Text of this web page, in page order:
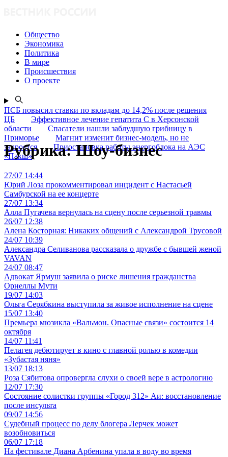
Общество
Экономика
Политика
В мире
Происшествия
О проекте
ПСБ повысил ставки по вкладам до 14,2% после решения
ЦБ
Эффективное лечение гепатита C в Херсонской
области
Спасатели нашли заблудшую грибницу в
Приморье
Магнит изменит бизнес-модель, но не
закроется
Приостановка работы энергоблока на АЭС
«Пакш»
Рубрика:Шоу-бизнес
27/07 14:44
Юрий Лоза прокомментировал инцидент с Настасьей
Самбурской на ее концерте
27/07 13:34
Алла Пугачева вернулась на сцену после серьезной травмы
26/07 12:38
Алена Косторная: Никаких общений с Александрой Трусовой
24/07 10:39
Александра Селиванова рассказала о дружбе с бывшей женой
VAVAN
24/07 08:47
Адвокат Ярмуш заявила о риске лишения гражданства
Орнеллы Мути
19/07 14:03
Ольга Серябкина выступила за живое исполнение на сцене
15/07 13:40
Премьера мюзикла «Вальмон. Опасные связи» состоится 14
октября
14/07 11:41
Пелагея дебютирует в кино с главной ролью в комедии
«Зубастая няня»
13/07 18:13
Роза Сябитова опровергла слухи о своей вере в астрологию
12/07 17:30
Состояние солистки группы «Город 312» Аи: восстановление
после инсульта
09/07 14:56
Судебный процесс по делу блогера Лерчек может
возобновиться
06/07 17:18
На фестивале Диана Арбенина упала в воду во время